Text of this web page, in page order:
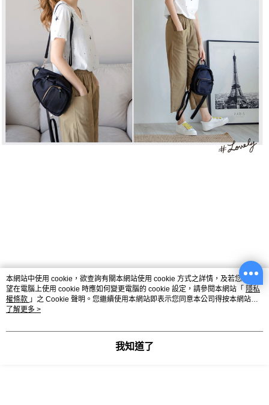
本網站中使用 cookie，欲查詢有關本網站使用 cookie 方式之詳情，及若您不希
望在電腦上使用 cookie 時應如何變更電腦的 cookie 設定，請參閱本網站「 隱私
權條款 」之 Cookie 聲明。您繼續使用本網站即表示您同意本公司得按本網站使
用條款之 Cookie 聲明使用 cookie。
了解更多 >
我知道了